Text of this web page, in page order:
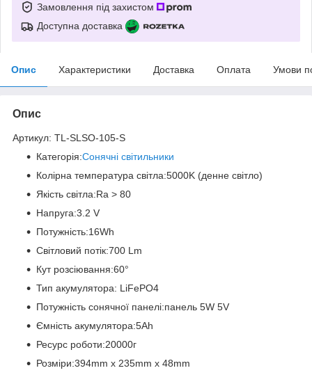
Замовлення під захистом
Доступна доставка
Опис Характеристики Доставка Оплата Умови
Опис
Артикул: TL-SLSO-105-S
Категорія:Сонячні світильники
Колірна температура світла:5000K (денне світло)
Якість світла:Ra > 80
Напруга:3.2 V
Потужність:16Wh
Світловий потік:700 Lm
Кут розсіювання:60°
Тип акумулятора: LiFePO4
Потужність сонячної панелі:панель 5W 5V
Ємність акумулятора:5Ah
Ресурс роботи:20000г
Розміри:394mm x 235mm х 48mm